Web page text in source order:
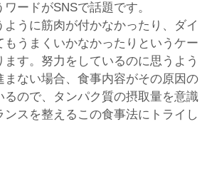
ードがSNSで話題です。
うに筋肉が付かなかったり、ダイ
もうまくいかなかったりというケー
す。努力をしているのに思うよう
まない場合、食事内容がその原因の
るので、タンパク質の摂取量を意識
ンスを整えるこの食事法にトライし